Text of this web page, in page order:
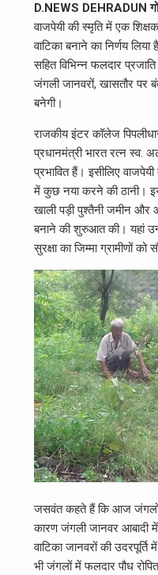
D.NEWS DEHRADUN
वाजपेयी की स्मृति में एक
वाटिका बनाने का निर्णय
सहित विभिन्न फलदार
जंगली जानवरों, खासतौर पर
बनेगी।
राजकीय इंटर कॉलेज
प्रधानमंत्री भारत रत्न स्व.
प्रभावित हैं। इसीलिए
में कुछ नया करने की ठानी।
खाली पड़ी पुश्तैनी जमीन और
बनाने की शुरुआत की। यहां
सुरक्षा का जिम्मा ग्रामीणों को
जसवंत कहते हैं कि आज जंगलों
कारण जंगली जानवर आबादी
वाटिका जानवरों की
भी जंगलों में फलदार पौध